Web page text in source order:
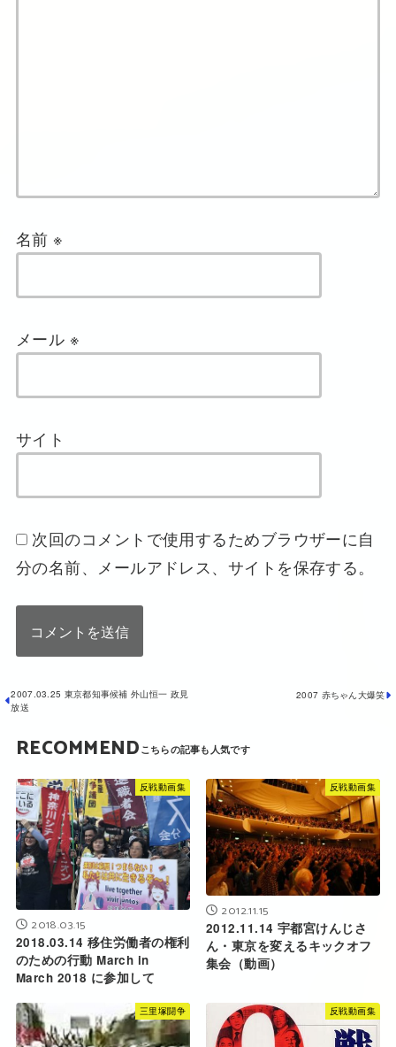
名前 ※
メール ※
サイト
次回のコメントで使用するためブラウザーに自
分の名前、メールアドレス、サイトを保存する。
2007 赤ちゃん大爆笑
2007.03.25 東京都知事候補 外山恒一 政見
放送
RECOMMEND
反戦動画集
2018.03.15
2018.03.14 移住労働者の権利
のための行動 March in
March 2018 に参加して
反戦動画集
2012.11.15
2012.11.14 宇都宮けんじさ
ん・東京を変えるキックオフ
集会（動画）
三里塚闘争 反戦動画集